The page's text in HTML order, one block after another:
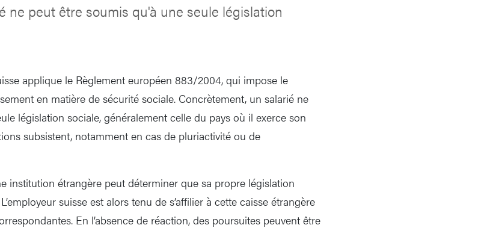
ne peut être soumis qu'à une seule législation
applique le Règlement européen 883/2004, qui impose le
en matière de sécurité sociale. Concrètement, un salarié ne
législation sociale, généralement celle du pays où il exerce son
subsistent, notamment en cas de pluriactivité ou de
institution étrangère peut déterminer que sa propre législation
suisse est alors tenu de s’affilier à cette caisse étrangère
En l’absence de réaction, des poursuites peuvent être